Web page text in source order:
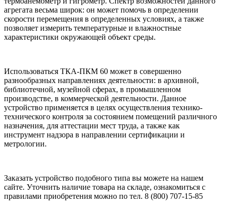
агрегата весьма широк: он может помочь в определении
скорости перемещения в определенных условиях, а также
позволяет измерить температурные и влажностные
характеристики окружающей объект среды.
Использоваться ТКА-ПКМ 60 может в совершенно
разнообразных направлениях деятельности: в архивной,
библиотечной, музейной сферах, в промышленном
производстве, в коммерческой деятельности. Данное
устройство применяется в целях осуществления технико-
технического контроля за состоянием помещений различного
назначения, для аттестации мест труда, а также как
инструмент надзора в направлении сертификации и
метрологии.
Заказать устройство подобного типа вы можете на нашем
сайте. Уточнить наличие товара на складе, ознакомиться с
правилами приобретения можно по тел. 8 (800) 707-15-85